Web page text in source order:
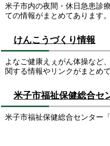
米子市内の夜間・休日急患診
ての情報がまとめてあります。
けんこうづくり情報
よなご健康えぇがん体操など
関する情報やリンクがまとめて
米子市福祉保健総合セ
米子市福祉保健総合センター